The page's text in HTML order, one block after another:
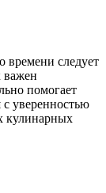
времени следует
важен
помогает
с уверенностью
кулинарных